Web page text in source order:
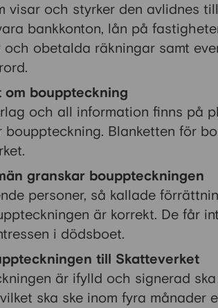
visar och styrker den avlidnes
bankkonton, lån på
och obetalda räkningar samt
om bouppteckning
och all information finns på
bouppteckning. Blanketten för
granskar bouppteckningen
personer, så kallade
är korrekt. De får
i dödsboet.
till Skatteverket
är ifylld och signerad
ska ske inom fyra månader